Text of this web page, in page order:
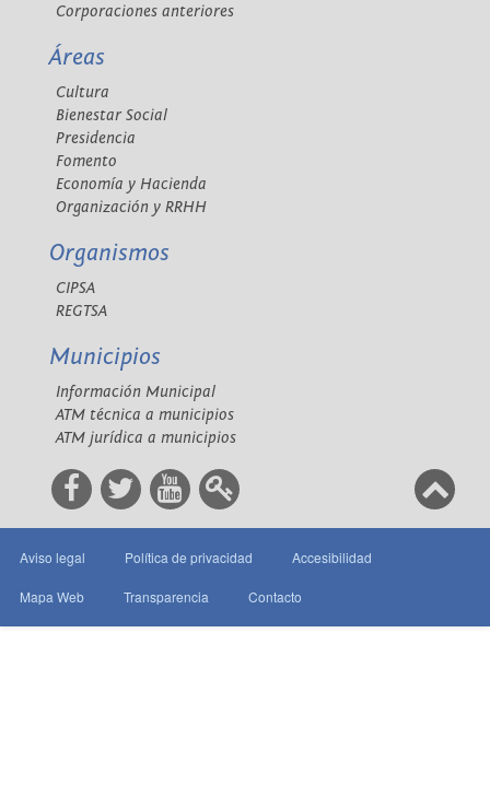
Corporaciones anteriores
Áreas
Cultura
Bienestar Social
Presidencia
Fomento
Economía y Hacienda
Organización y RRHH
Organismos
CIPSA
REGTSA
Municipios
Información Municipal
ATM técnica a municipios
ATM jurídica a municipios
Aviso legal Política de privacidad Accesibilidad
Mapa Web Transparencia Contacto